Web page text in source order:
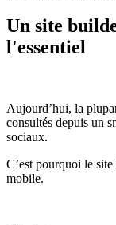
Un site
l'essentiel
Aujourd’hui, la
consultés depuis un
sociaux.
C’est pourquoi le
mobile.